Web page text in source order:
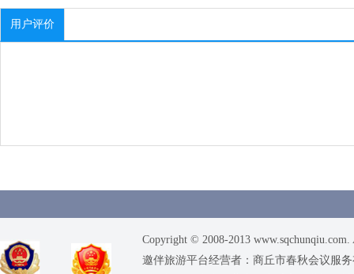
用户评价
Copyright © 2008-2013
邀伴旅游平台经营者：商丘市春秋会议服